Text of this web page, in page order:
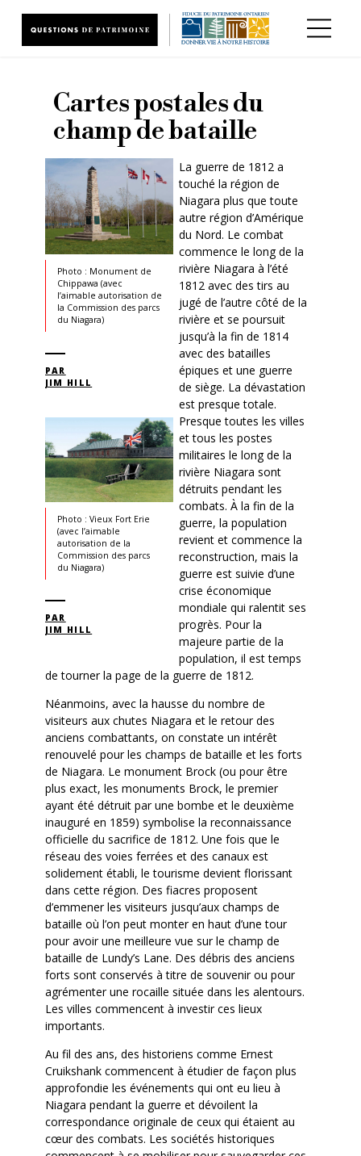
Cartes postales du
champ de bataille
Photo : Monument de
Chippawa (avec
l’aimable autorisation de
la Commission des parcs
du Niagara)
PAR
JIM HILL
Photo : Vieux Fort Erie
(avec l’aimable
autorisation de la
Commission des parcs
du Niagara)
PAR
JIM HILL
La guerre de 1812 a
touché la région de
Niagara plus que toute
autre région d’Amérique
du Nord. Le combat
commence le long de la
rivière Niagara à l’été
1812 avec des tirs au
jugé de l’autre côté de la
rivière et se poursuit
jusqu’à la fin de 1814
avec des batailles
épiques et une guerre
de siège. La dévastation
est presque totale.
Presque toutes les villes
et tous les postes
militaires le long de la
rivière Niagara sont
détruits pendant les
combats. À la fin de la
guerre, la population
revient et commence la
reconstruction, mais la
guerre est suivie d’une
crise économique
mondiale qui ralentit ses
progrès. Pour la
majeure partie de la
population, il est temps
de tourner la page de la guerre de 1812.
Néanmoins, avec la hausse du nombre de
visiteurs aux chutes Niagara et le retour des
anciens combattants, on constate un intérêt
renouvelé pour les champs de bataille et les forts
de Niagara. Le monument Brock (ou pour être
plus exact, les monuments Brock, le premier
ayant été détruit par une bombe et le deuxième
inauguré en 1859) symbolise la reconnaissance
officielle du sacrifice de 1812. Une fois que le
réseau des voies ferrées et des canaux est
solidement établi, le tourisme devient florissant
dans cette région. Des fiacres proposent
d’emmener les visiteurs jusqu’aux champs de
bataille où l’on peut monter en haut d’une tour
pour avoir une meilleure vue sur le champ de
bataille de Lundy’s Lane. Des débris des anciens
forts sont conservés à titre de souvenir ou pour
agrémenter une rocaille située dans les alentours.
Les villes commencent à investir ces lieux
importants.
Au fil des ans, des historiens comme Ernest
Cruikshank commencent à étudier de façon plus
approfondie les événements qui ont eu lieu à
Niagara pendant la guerre et dévoilent la
correspondance originale de ceux qui étaient au
cœur des combats. Les sociétés historiques